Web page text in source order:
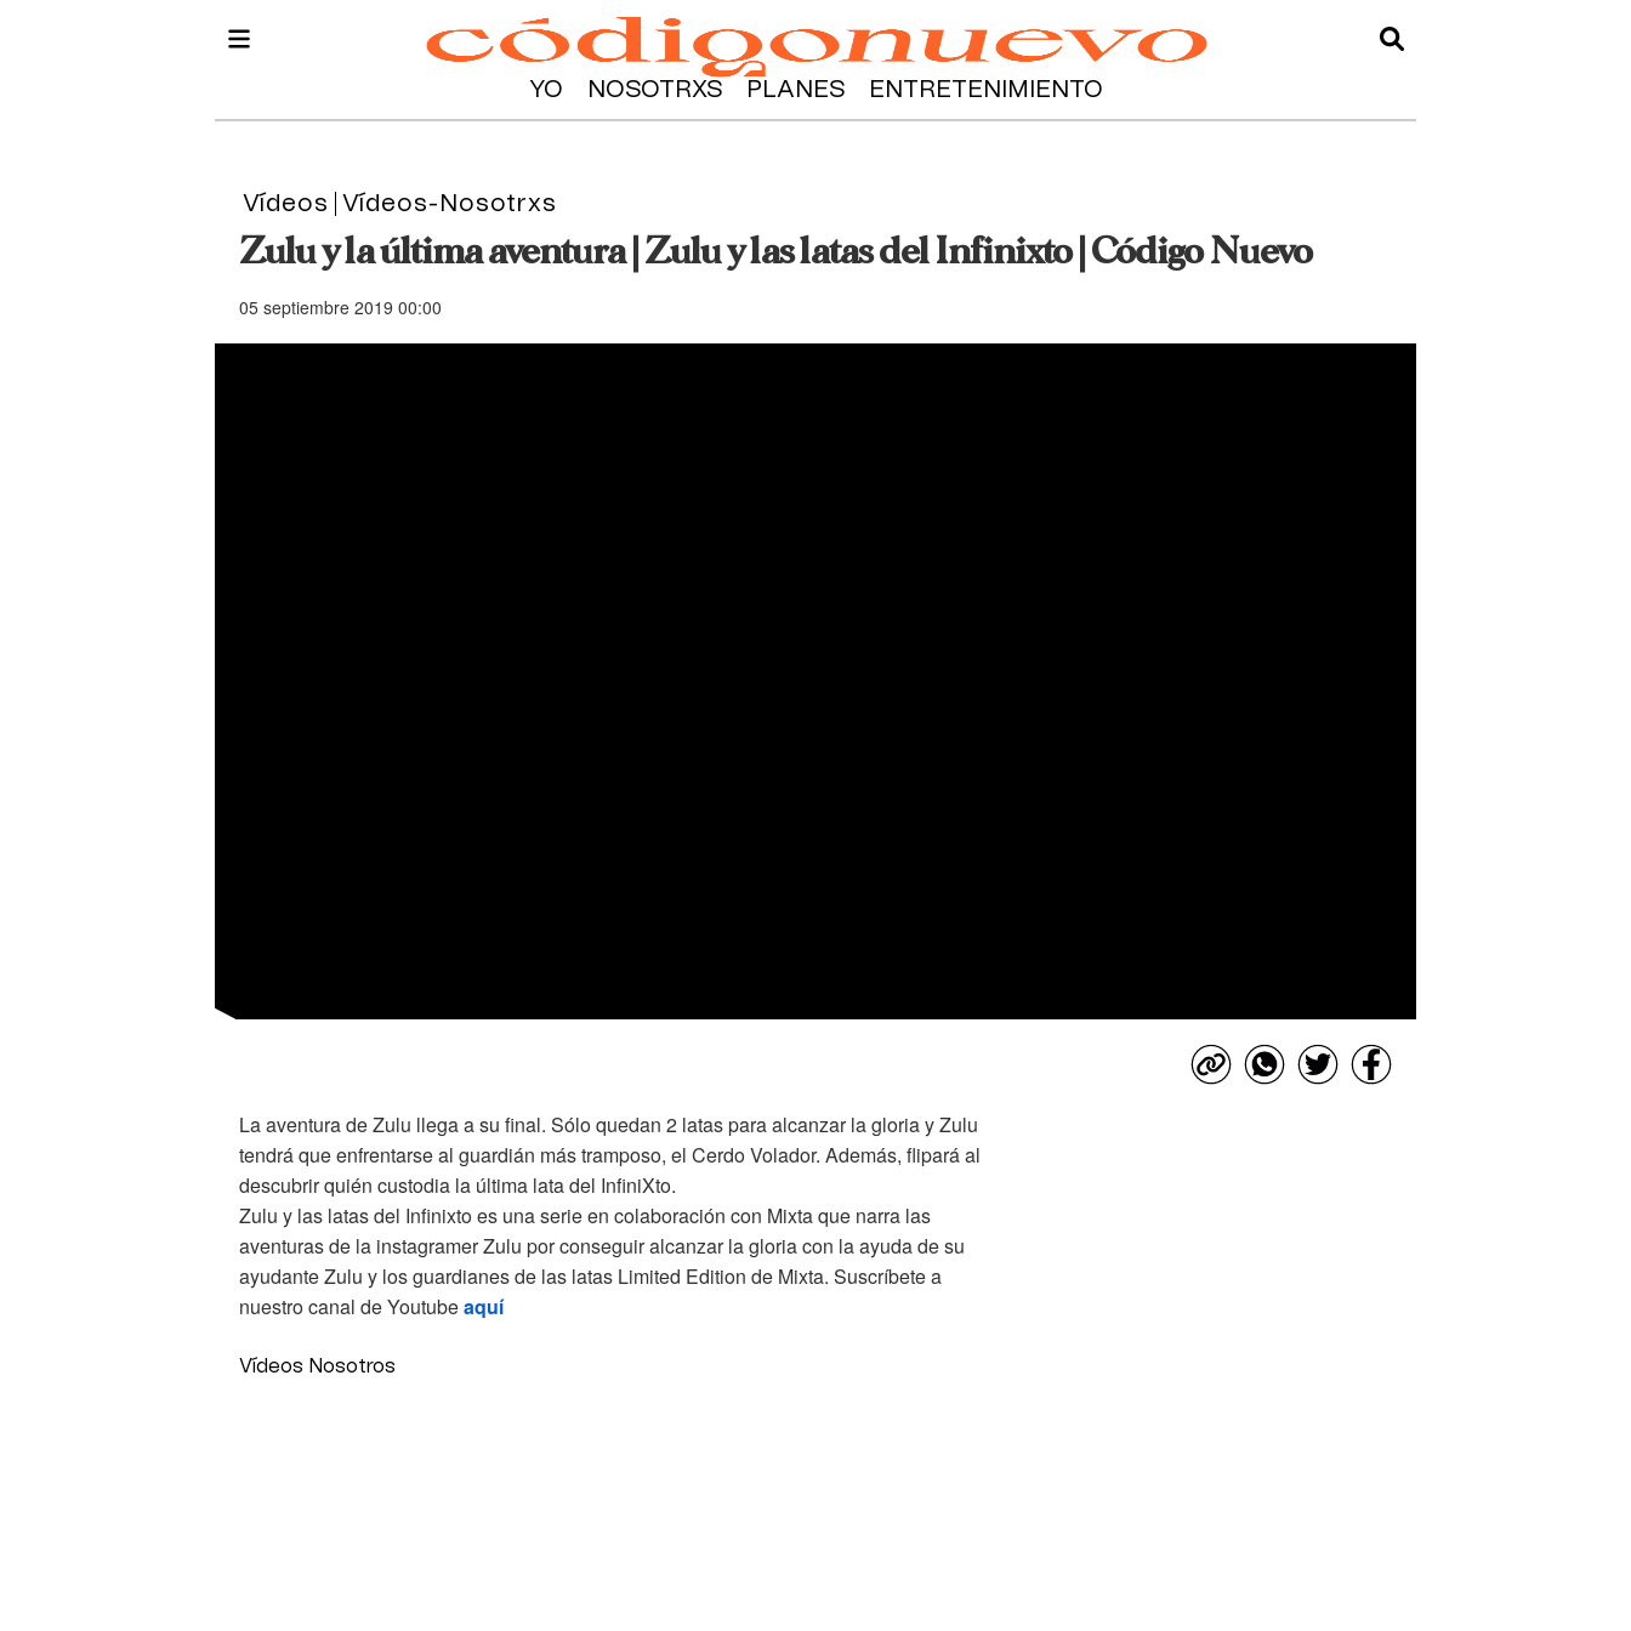
YO NOSOTRXS PLANES ENTRETENIMIENTO
Vídeos Vídeos-Nosotrxs
Zulu y la última aventura | Zulu y las latas del Infinixto | Código Nuevo
05 septiembre 2019 00:00
La aventura de Zulu llega a su final. Sólo quedan 2 latas para alcanzar la gloria y Zulu
tendrá que enfrentarse al guardián más tramposo, el Cerdo Volador. Además, flipará al
descubrir quién custodia la última lata del InfiniXto.
Zulu y las latas del Infinixto es una serie en colaboración con Mixta que narra las
aventuras de la instagramer Zulu por conseguir alcanzar la gloria con la ayuda de su
ayudante Zulu y los guardianes de las latas Limited Edition de Mixta. Suscríbete a
nuestro canal de Youtubeaquí
Vídeos Nosotros